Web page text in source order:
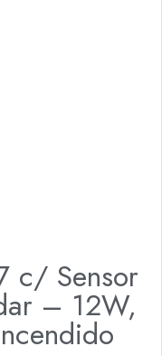
c/ Sensor
– 12W,